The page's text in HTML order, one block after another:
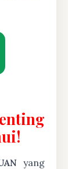
yang